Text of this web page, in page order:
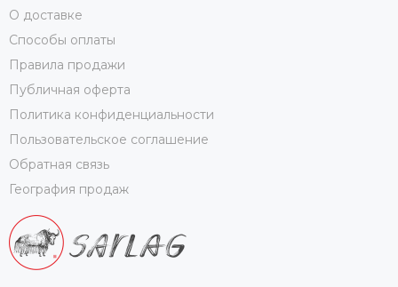
О доставке
Способы оплаты
Правила продажи
Публичная оферта
Политика конфиденциальности
Пользовательское соглашение
Обратная связь
География продаж